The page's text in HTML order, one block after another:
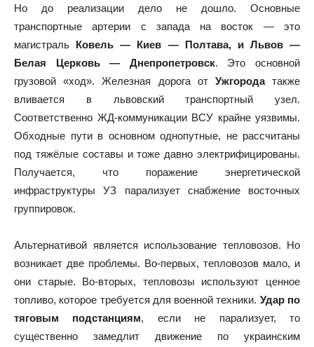
Но до реализации дело не дошло. Основные
транспортные артерии с запада на восток — это
магистраль Ковель — Киев — Полтава, и Львов —
Белая Церковь — Днепропетровск. Это основной
грузовой «ход». Железная дорога от Ужгородатакже
вливается в львовский транспортный узел.
Соответственно ЖД-коммуникации ВСУ крайне уязвимы.
Обходные пути в основном однопутные, не рассчитаны
под тяжёлые составы и тоже давно электрифицированы.
Получается, что поражение энергетической
инфраструктуры УЗ парализует снабжение восточных
группировок.
Альтернативой является использование тепловозов. Но
возникает две проблемы. Во-первых, тепловозов мало, и
они старые. Во-вторых, тепловозы используют ценное
топливо, которое требуется для военной техники. Удар по
тяговым подстанциям, если не парализует, то
существенно замедлит движение по украинским